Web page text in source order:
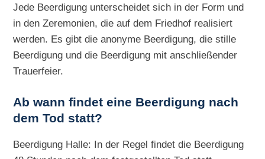
Jede Beerdigung unterscheidet sich in der Form und
in den Zeremonien, die auf dem Friedhof realisiert
werden. Es gibt die anonyme Beerdigung, die stille
Beerdigung und die Beerdigung mit anschließender
Trauerfeier.
Ab wann findet eine Beerdigung nach
dem Tod statt?
Beerdigung Halle: In der Regel findet die Beerdigung